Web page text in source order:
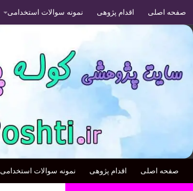
صفحه اصلی اقدام پژوهی نمونه سوالات استخدامی
صفحه اصلی اقدام پژوهی نمونه سوالات استخدامی